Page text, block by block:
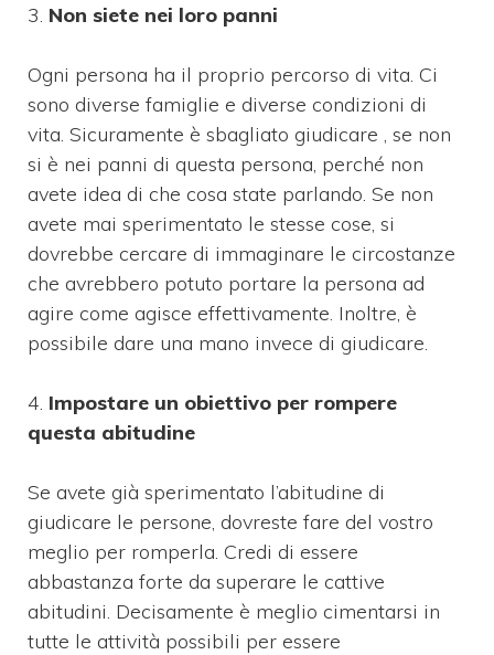
3. Non siete nei loro panni
Ogni persona ha il proprio percorso di vita. Ci
sono diverse famiglie e diverse condizioni di
vita. Sicuramente è sbagliato giudicare , se non
si è nei panni di questa persona, perché non
avete idea di che cosa state parlando. Se non
avete mai sperimentato le stesse cose, si
dovrebbe cercare di immaginare le circostanze
che avrebbero potuto portare la persona ad
agire come agisce effettivamente. Inoltre, è
possibile dare una mano invece di giudicare.
4. Impostare un obiettivo per rompere
questa abitudine
Se avete già sperimentato l’abitudine di
giudicare le persone, dovreste fare del vostro
meglio per romperla. Credi di essere
abbastanza forte da superare le cattive
abitudini. Decisamente è meglio cimentarsi in ​​
tutte le attività possibili per essere